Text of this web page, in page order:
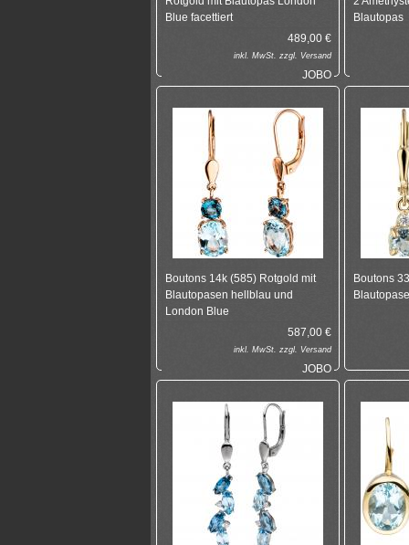
Blue facettiert
489,00 €
inkl. MwSt. zzgl. Versand
JOBO
Blautopas
Boutons 14k (585) Rotgold mit
Blautopasen hellblau und
London Blue
587,00 €
inkl. MwSt. zzgl. Versand
JOBO
Boutons